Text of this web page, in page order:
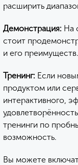
расширить
Демонстрация: На
стоит
и его преимуществ.
Тренинг: Если
продуктом или
интерактивного,
тренинги по
возможность.
Вы можете